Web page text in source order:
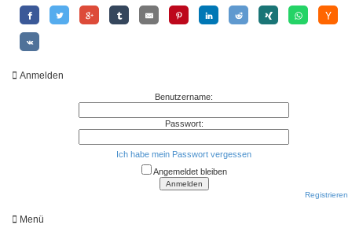
Anmelden
Benutzername:
Passwort:
Ich habe mein Passwort vergessen
Angemeldet bleiben
Registrieren
Menü